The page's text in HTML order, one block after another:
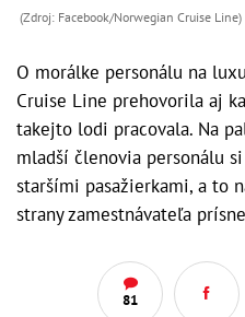
(Zdroj: Facebook/Norwegian Cruise Line)
O morálke personálu na
Cruise Line prehovorila aj
takejto lodi pracovala. Na
mladší členovia personálu
staršími pasažierkami, a to
strany zamestnávateľa
81